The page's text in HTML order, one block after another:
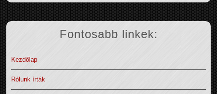
Fontosabb linkek:
Kezdőlap
Rólunk írták